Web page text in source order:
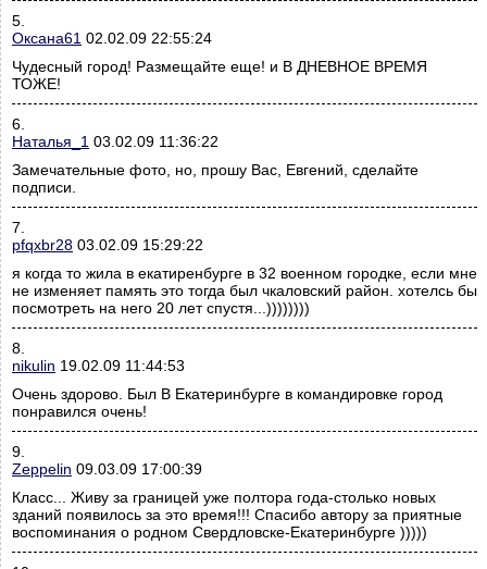
5.
Оксана61 02.02.09 22:55:24
Чудесный город! Размещайте еще! и В ДНЕВНОЕ ВРЕМЯ
ТОЖЕ!
6.
Наталья_1 03.02.09 11:36:22
Замечательные фото, но, прошу Вас, Евгений, сделайте
подписи.
7.
pfqxbr28 03.02.09 15:29:22
я когда то жила в екатиренбурге в 32 военном городке, если мне
не изменяет память это тогда был чкаловский район. хотелсь бы
посмотреть на него 20 лет спустя...))))))))
8.
nikulin 19.02.09 11:44:53
Очень здорово. Был В Екатеринбурге в командировке город
понравился очень!
9.
Zeppelin 09.03.09 17:00:39
Класс... Живу за границей уже полтора года-столько новых
зданий появилось за это время!!! Спасибо автору за приятные
воспоминания о родном Свердловске-Екатеринбурге )))))